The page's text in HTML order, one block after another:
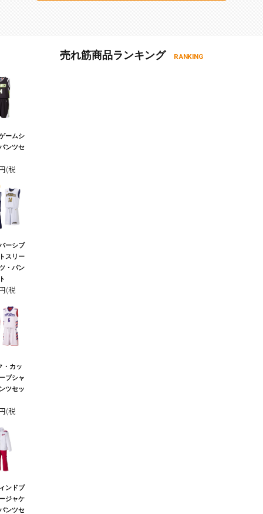
売れ筋商品ランキング RANKING
ームシ
ンツセ
(税
ーシブ
スリー
・パン
(税
・カッ
ブシャ
ツセッ
(税
ンドブ
ジャケ
ンツセ